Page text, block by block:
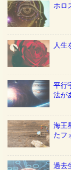
ホロ
人生
平行
法が
海王
たフ
過去